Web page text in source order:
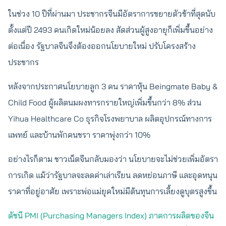
ในช่วง 10 ปีที่ผ่านมา ประชากรจีนมีอัตราการขยายตัวช้าที่สุดนับ
ตั้งแต่ปี 2493 คนเกิดใหม่น้อยลง สัดส่วนผู้สูงอายุก็เพิ่มขึ้นอย่าง
ต่อเนื่อง รัฐบาลจีนจึงต้องออกนโยบายใหม่ ปรับโครงสร้าง
ประชากร
หลังจากประกาศนโยบายลูก 3 คน ราคาหุ้น Beingmate Baby &
Child Food ผู้ผลิตนมผงทารกรายใหญ่เพิ่มขึ้นกว่า 8% ส่วน
Yihua Healthcare Co ธุรกิจโรงพยาบาล ผลิตอุปกรณ์ทางการ
แพทย์ และบ้านพักคนชรา ราคาพุ่งกว่า 10%
อย่างไรก็ตาม ชาวเน็ตจีนกลับมองว่า นโยบายจะไม่ช่วยเพิ่มอัตรา
การเกิด แม้ว่ารัฐบาลจะลดค่าเล่าเรียน ลดหย่อนภาษี และอุดหนุน
ราคาที่อยู่อาศัย เพราะพ่อแม่ยุคใหม่มีต้นทุนการเลี้ยงดูบุตรสูงขึ้น
ดัชนี PMI (Purchasing Managers Index) ภาคการผลิตของจีน